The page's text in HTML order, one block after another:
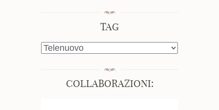
TAG
TAG
COLLABORAZIONI: